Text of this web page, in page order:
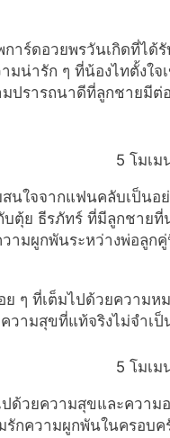
าร์ดอวยพรวันเกิดที่ได้รั
มน่ารัก ๆ ที่น้องไทตั้งใ
มปรารถนาดีที่ลูกชายมี
นใจจากแฟนคลับเป็น
ตุ้ย ธีรภัทร์ ที่มีลูกชายที่
ามผูกพันระหว่างพ่อลูก
ย ๆ ที่เต็มไปด้วยความ
วามสุขที่แท้จริงไม่จำเ
ด้วยความสุขและความ
กความผูกพันในครอบค